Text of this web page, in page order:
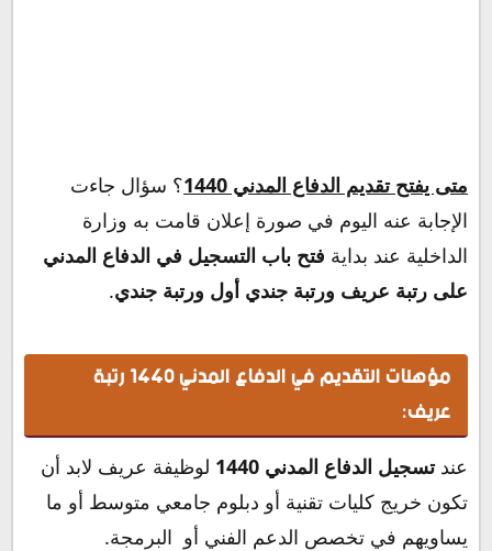
متى يفتح تقديم الدفاع المدني 1440 ؟ سؤال جاءت
الإجابة عنه اليوم في صورة إعلان قامت به وزارة
الداخلية عند بداية فتح باب التسجيل في الدفاع المدني
على رتبة عريف ورتبة جندي أول ورتبة جندي.
مؤهلات التقديم في الدفاع المدني 1440 رتبة
عريف:
عندتسجيل الدفاع المدني 1440
لوظيفة عريف لابد أن
تكون خريج كليات تقنية أو دبلوم جامعي متوسط أو ما
يساويهم في تخصص الدعم الفني أو البرمجة.